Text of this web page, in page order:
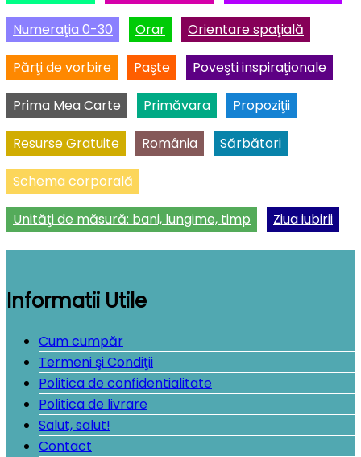
Numeraţia 0-30 Orar Orientare spaţială
Părţi de vorbire Paşte Poveşti inspiraţionale
Prima Mea Carte Primăvara Propoziţii
Resurse Gratuite România Sărbători
Schema corporală
Unităţi de măsură: bani, lungime, timp Ziua iubirii
Informatii Utile
Cum cumpăr
Termeni şi Condiţii
Politica de confidentialitate
Politica de livrare
Salut, salut!
Contact